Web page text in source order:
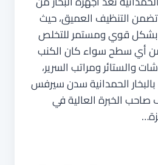
التنظيف العميق، حيث
بشكل قوي ومستمر للتخلص
من أي سطح سواء كان الكنب
والستائر ومراتب السرير،
الحمدانية سدن سيرفس
الخبرة العالية في